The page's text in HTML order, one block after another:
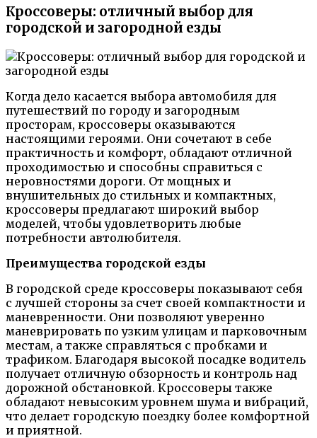
Кроссоверы: отличный выбор для
городской и загородной езды
Когда дело касается выбора автомобиля для
путешествий по городу и загородным
просторам, кроссоверы оказываются
настоящими героями. Они сочетают в себе
практичность и комфорт, обладают отличной
проходимостью и способны справиться с
неровностями дороги. От мощных и
внушительных до стильных и компактных,
кроссоверы предлагают широкий выбор
моделей, чтобы удовлетворить любые
потребности автолюбителя.
Преимущества городской езды
В городской среде кроссоверы показывают себя
с лучшей стороны за счет своей компактности и
маневренности. Они позволяют уверенно
маневрировать по узким улицам и парковочным
местам, а также справляться с пробками и
трафиком. Благодаря высокой посадке водитель
получает отличную обзорность и контроль над
дорожной обстановкой. Кроссоверы также
обладают невысоким уровнем шума и вибраций,
что делает городскую поездку более комфортной
и приятной.